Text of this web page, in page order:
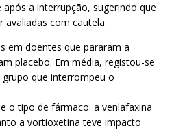
a interrupção, sugerindo que
avaliadas com cautela.
em doentes que pararam a
placebo. Em média, registou-se
que interrompeu o
o tipo de fármaco: a venlafaxina
a vortioxetina teve impacto